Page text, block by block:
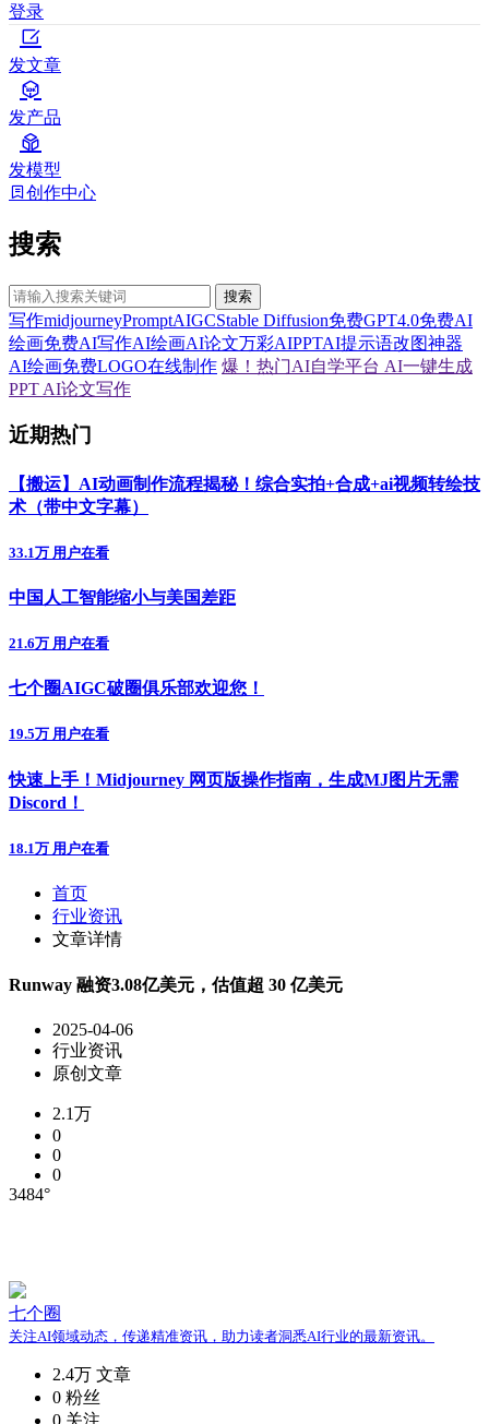
登录
发文章
发产品
发模型
创作中心
搜索
搜索
写作midjourneyPromptAIGCStable Diffusion免费GPT4.0免费AI
绘画免费AI写作AI绘画AI论文万彩AIPPTAI提示语改图神器
AI绘画免费LOGO在线制作 爆！热门AI自学平台 AI一键生成
PPT AI论文写作
近期热门
【搬运】AI动画制作流程揭秘！综合实拍+合成+ai视频转绘技
术（带中文字幕）
33.1万 用户在看
中国人工智能缩小与美国差距
21.6万 用户在看
七个圈AIGC破圈俱乐部欢迎您！
19.5万 用户在看
快速上手！Midjourney 网页版操作指南，生成MJ图片无需
Discord！
18.1万 用户在看
首页
行业资讯
文章详情
Runway 融资3.08亿美元，估值超 30 亿美元
2025-04-06
行业资讯
原创文章
2.1万
0
0
0
3484°
七个圈
关注AI领域动态，传递精准资讯，助力读者洞悉AI行业的最新资讯。
2.4万 文章
0 粉丝